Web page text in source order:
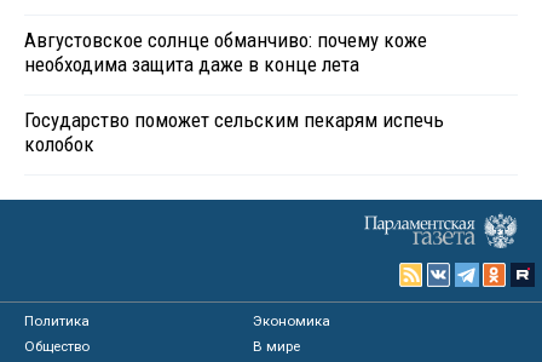
Августовское солнце обманчиво: почему коже
необходима защита даже в конце лета
Государство поможет сельским пекарям испечь
колобок
Политика
Экономика
Общество
В мире